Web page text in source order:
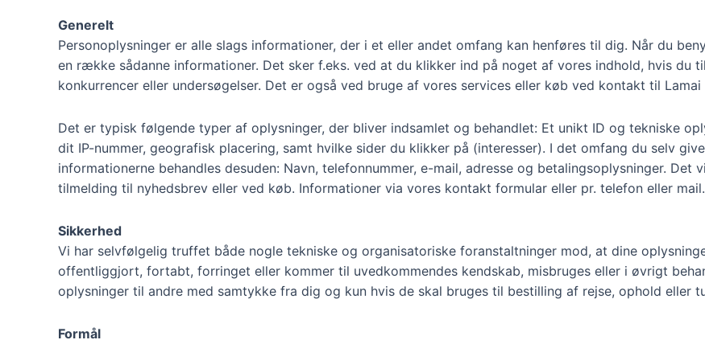
Generelt
Personoplysninger er alle slags informationer, der i et eller andet omfang kan henføres til dig. Når du
en række sådanne informationer. Det sker f.eks. ved at du klikker ind på noget af vores indhold, hvis du
konkurrencer eller undersøgelser. Det er også ved bruge af vores services eller køb ved kontakt til
Det er typisk følgende typer af oplysninger, der bliver indsamlet og behandlet: Et unikt ID og tekniske
dit IP-nummer, geografisk placering, samt hvilke sider du klikker på (interesser). I det omfang du selv
informationerne behandles desuden: Navn, telefonnummer, e-mail, adresse og betalingsoplysninger.
tilmelding til nyhedsbrev eller ved køb. Informationer via vores kontakt formular eller pr. telefon eller mail.
Sikkerhed
Vi har selvfølgelig truffet både nogle tekniske og organisatoriske foranstaltninger mod, at dine
offentliggjort, fortabt, forringet eller kommer til uvedkommendes kendskab, misbruges eller i øvrigt
oplysninger til andre med samtykke fra dig og kun hvis de skal bruges til bestilling af rejse, ophold eller
Formål